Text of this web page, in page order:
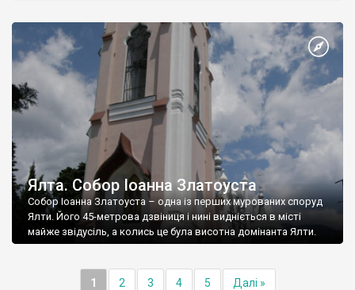
Ялта. Собор Іоанна Златоуста
Собор Іоанна Златоуста – одна із перших мурованих споруд
Ялти. Його 45-метрова дзвіниця і нині видніється в місті
майже звідусіль, а колись це була висотна домінанта Ялти.
1 2 3 4 5 Далі »